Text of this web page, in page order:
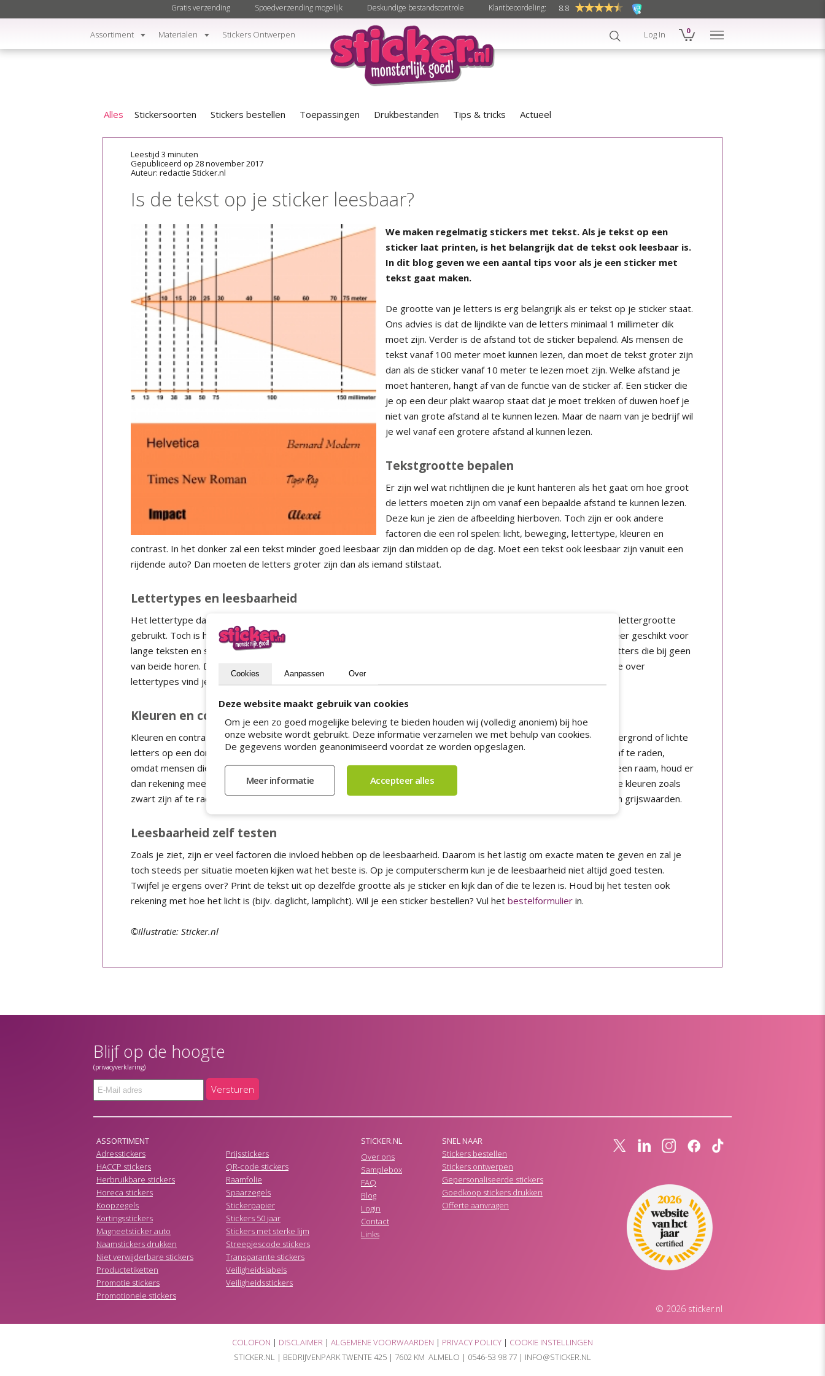
Log In 0
Assortiment Materialen Stickers Ontwerpen
Gratis verzending Spoedverzending mogelijk Deskundige bestandscontrole Klantbeoordeling: 8.8 757 reviews
Alles Stickersoorten Stickers bestellen Toepassingen Drukbestanden Tips & tricks Actueel
Leestijd 3 minuten
Gepubliceerd op 28 november 2017
Auteur: redactie Sticker.nl
Is de tekst op je sticker leesbaar?
We maken regelmatig stickers met tekst. Als je tekst op een
sticker laat printen, is het belangrijk dat de tekst ook leesbaar is.
In dit blog geven we een aantal tips voor als je een sticker met
tekst gaat maken.
De grootte van je letters is erg belangrijk als er tekst op je sticker staat.
Ons advies is dat de lijndikte van de letters minimaal 1 millimeter dik
moet zijn. Verder is de afstand tot de sticker bepalend. Als mensen de
tekst vanaf 100 meter moet kunnen lezen, dan moet de tekst groter zijn
dan als de sticker vanaf 10 meter te lezen moet zijn. Welke afstand je
moet hanteren, hangt af van de functie van de sticker af. Een sticker die
je op een deur plakt waarop staat dat je moet trekken of duwen hoef je
niet van grote afstand al te kunnen lezen. Maar de naam van je bedrijf wil
je wel vanaf een grotere afstand al kunnen lezen.
Tekstgrootte bepalen
Er zijn wel wat richtlijnen die je kunt hanteren als het gaat om hoe groot
de letters moeten zijn om vanaf een bepaalde afstand te kunnen lezen.
Deze kun je zien de afbeelding hierboven. Toch zijn er ook andere
factoren die een rol spelen: licht, beweging, lettertype, kleuren en
contrast. In het donker zal een tekst minder goed leesbaar zijn dan midden op de dag. Moet een tekst ook leesbaar zijn vanuit een
rijdende auto? Dan moeten de letters groter zijn dan als iemand stilstaat.
Lettertypes en leesbaarheid
Het lettertype dat je gebruikt heeft ook invloed op de leesbaarheid. In de afbeelding hierboven is steeds dezelfde lettergrootte
gebruikt. Toch is het ene lettertype beter leesbaar dan het andere. Schreefletters (bijv. Times New Roman) zijn meer geschikt voor
lange teksten en schreefloze letters (Bijv. Helvetica) voor korte teksten. Naast deze categorieën heb je ook nog letters die bij geen
van beide horen. Deze lettertypes worden ook wel fantasieletters of decoratieve letters genoemd. Meer informatie over
lettertypes vind je in ons blog
Het lettertype van je sticker.
Kleuren en contrast
Kleuren en contrast hebben ook invloed op de leesbaarheid. Wat goed werkt zijn donkere letters op een lichte achtergrond of lichte
letters op een donkere achtergrond.Complementaire kleuren werken ook goed. Al is de combinatie rood en groen af te raden,
omdat mensen die kleurenblind zijn het verschil tussen die kleuren niet kunnen onderscheiden. Plak je een tekst op een raam, houd er
dan rekening mee dat de letters iets kunnen doorschijnen. In zo'n geval kan
nodig zijn. Daarnaast zijn donkere kleuren zoals
zwart zijn af te raden op een raam. Wil je weten of er voldoende contrast tussen je kleuren zit? Zet de kleuren om in grijswaarden.
Leesbaarheid zelf testen
Zoals je ziet, zijn er veel factoren die invloed hebben op de leesbaarheid. Daarom is het lastig om exacte maten te geven en zal je
toch steeds per situatie moeten kijken wat het beste is. Op je computerscherm kun je de leesbaarheid niet altijd goed testen.
Twijfel je ergens over? Print de tekst uit op dezelfde grootte als je sticker en kijk dan of die te lezen is. Houd bij het testen ook
rekening met hoe het licht is (bijv. daglicht, lamplicht). Wil je een sticker bestellen? Vul het bestelformulier in.
©Illustratie: Sticker.nl
Blijf op de hoogte
(privacyverklaring)
Versturen
ASSORTIMENT
Adresstickers
HACCP stickers
Herbruikbare stickers
Horeca stickers
Koopzegels
Kortingsstickers
Magneetsticker auto
Naamstickers drukken
Niet verwijderbare stickers
Productetiketten
Promotie stickers
Promotionele stickers
Prijsstickers
QR-code stickers
Raamfolie
Spaarzegels
Stickerpapier
Stickers 50 jaar
Stickers met sterke lijm
Streepjescode stickers
Transparante stickers
Veiligheidslabels
Veiligheidsstickers
STICKER.NL
Over ons
Samplebox
FAQ
Blog
Login
Contact
Links
SNEL NAAR
Stickers bestellen
Stickers ontwerpen
Gepersonaliseerde stickers
Goedkoop stickers drukken
Offerte aanvragen
© 2026 sticker.nl
COLOFON | DISCLAIMER | ALGEMENE VOORWAARDEN | PRIVACY POLICY | COOKIE INSTELLINGEN
STICKER.NL | BEDRIJVENPARK TWENTE 425 | 7602 KM ALMELO | 0546-53 98 77 | INFO@STICKER.NL
Cookies Aanpassen Over
Deze website maakt gebruik van cookies
Om je een zo goed mogelijke beleving te bieden houden wij (volledig anoniem) bij hoe
onze website wordt gebruikt. Deze informatie verzamelen we met behulp van cookies.
De gegevens worden geanonimiseerd voordat ze worden opgeslagen.